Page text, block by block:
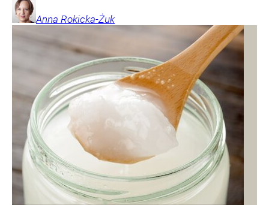
Anna Rokicka-Żuk